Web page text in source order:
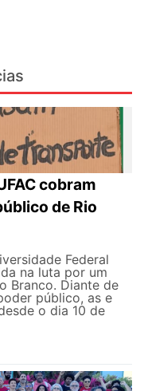
cobram
de Rio
Federal
na luta por um
Branco. Diante de
público, as e
o dia 10 de